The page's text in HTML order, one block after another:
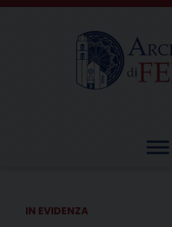
Skip
IN EVIDENZA